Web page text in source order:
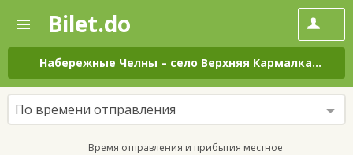
—
Поиск
и
покупка
билетов
на
автобус
онлайн
Bilet.do
Набережные Челны – село Верхняя Кармалка на
По времени отправления
Время отправления и прибытия местное